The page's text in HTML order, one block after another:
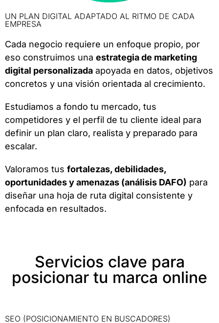
UN PLAN DIGITAL ADAPTADO AL RITMO DE CADA
EMPRESA
Cada negocio requiere un enfoque propio, por
eso construimos una estrategia de marketing
digital personalizada apoyada en datos, objetivos
concretos y una visión orientada al crecimiento.
Estudiamos a fondo tu mercado, tus
competidores y el perfil de tu cliente ideal para
definir un plan claro, realista y preparado para
escalar.
Valoramos tus fortalezas, debilidades,
oportunidades y amenazas (análisis DAFO) para
diseñar una hoja de ruta digital consistente y
enfocada en resultados.
Servicios clave para
posicionar tu marca online
SEO (POSICIONAMIENTO EN BUSCADORES)